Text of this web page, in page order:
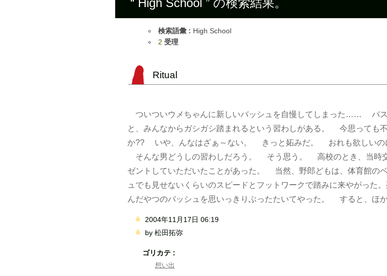
“ High School ” の検索結果。
検索語彙 : High School
2 受理
Ritual
ついついウメちゃんに新しいバッシュを自慢してしまった…… バス
と、みんなからガシガシ踏まれるという習わしがある。 今思っても
か?? いや、んなはざぁ～ない。 きっと妬みだ。 おれも欲しい
そんな男どうしの習わしだろう。 そう思う。 高校のとき、当時交
ゼントしていただいたことがあった。 当然、野郎どもは、体育館の
ュでも見せないくらいのスピードとフットワークで踏みに来やがっ
んだやつのバッシュを思いっきりぶったたいてやった。 すると、ほ
2004年11月17日 06:19
by 松田拓弥
ゴリカテ :
想い出